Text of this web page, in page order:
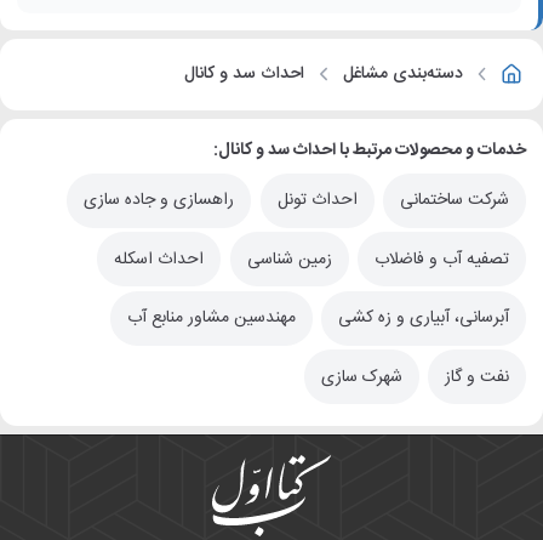
دسته‌بندی مشاغل احداث سد و کانال
خدمات و محصولات مرتبط با احداث سد و کانال:
شرکت ساختمانی
احداث تونل راهسازی و جاده سازی
تصفیه آب و فاضلاب زمین شناسی احداث اسکله
آبرسانی، آبیاری و زه کشی مهندسین مشاور منابع آب
نفت و گاز شهرک سازی